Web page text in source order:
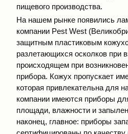
пищевого производства.
На нашем рынке появились
компании Рest West
защитным пластиковым
разлетающихся осколков при
происходящем при
прибора. Кожух пропускает
которая привлекательна для
компании имеются приборы
площади, влажности и
наконец, главное: приборы